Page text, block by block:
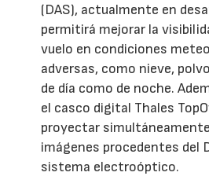
(DAS), actualmente en
permitirá mejorar la
vuelo en condiciones
adversas, como nieve,
de día como de noche.
el casco digital Thales
proyectar
imágenes procedentes del
sistema electroóptico.